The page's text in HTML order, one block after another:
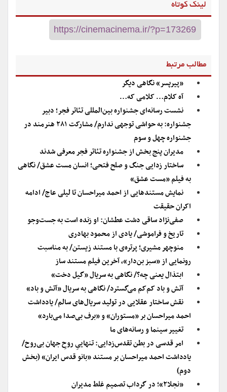
لینک کوتاه
مطالب مرتبط
«پیرپسر» نگاهی دیگر
آه کلام… کلامی که…
نشست رسانه‌ای جشنواره بین‌المللی تئاتر فجر؛ دبیر
جشنواره: به حواشی توجهی ندارم/ مشارکت ۲۸۱ هنرمند در
جشنواره چهل و سوم
مدیران پنج بخش از جشنواره‌‌ تئاتر فجر معرفی شدند
ساختار زدایی جنگ و صلح فتحی؛ انسان مست عشق/ نگاهی
به فیلم «مست عشق»
نمایش مستندهایی از احمد میراحسان تا لیلی عاج/ ادامه
اکران حقیقت
صفی‌نژاد ساقی دشت عطشان: او زنده است به جست‌وجو
تاریخ و فراموشی/ یادی از محمود بهادری
منوچهر مشیری؛ پرتره‌ی با مستند زیستن/ به مناسبت
رونمایی از «سبز بن‌دار»، آخرین فیلم مستند ساز
ابتذال یعنی چه؟/ نگاهی به سریال «گیل دخت»
آتش و باد کم‌کم می‌گسترد/ نگاهی به سریال «آتش و باد»
نقش ساختار عقلایی در تولید سریال‌های سالم/ یادداشت
احمد میراحسان بر «مستوران» و «برف بی‌صدا می‌بارد»
تغییر سینما و رسانه‌های ما
امر قدسی در بطن تقد‌س‌زدایی: تنهاییِ روحِ جهان بی‌روح/
یادداشت احمد میراحسان بر مستند «بانو قدس ایران» (بخش
دوم)
«نجلا۲»؛ در گرداب تصمیم غلط مدیران